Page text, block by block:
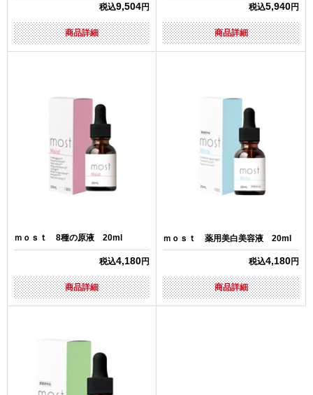
税込9,504円
商品詳細
税込5,940円
商品詳細
ｍｏｓｔ 8種の原液 20ml
税込4,180円
商品詳細
ｍｏｓｔ 薬用美白美容液 20ml
税込4,180円
商品詳細